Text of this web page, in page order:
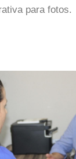
para fotos.